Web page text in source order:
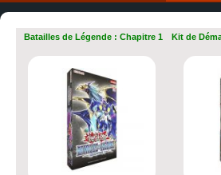
Batailles de Légende : Chapitre 1
Kit de